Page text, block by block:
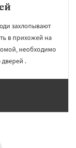
захлопывают
в прихожей на
необходимо
.